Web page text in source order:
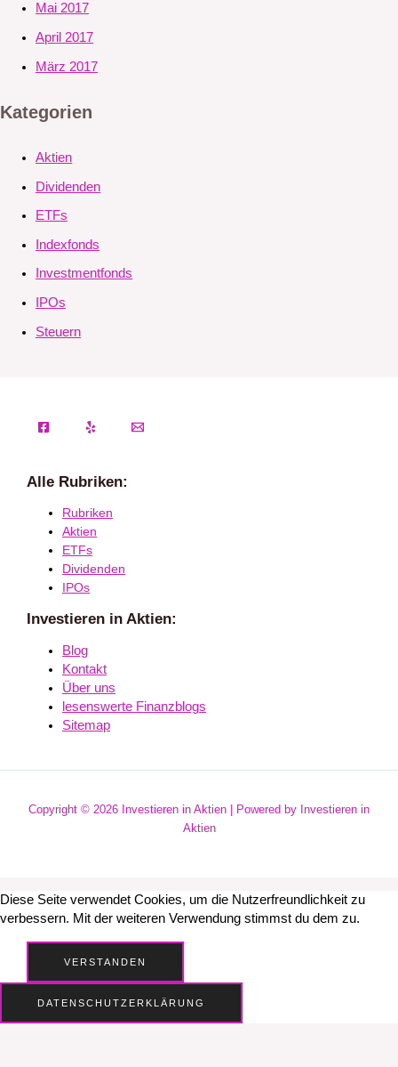
Mai 2017
April 2017
März 2017
Kategorien
Aktien
Dividenden
ETFs
Indexfonds
Investmentfonds
IPOs
Steuern
Alle Rubriken:
Rubriken
Aktien
ETFs
Dividenden
IPOs
Investieren in Aktien:
Blog
Kontakt
Über uns
lesenswerte Finanzblogs
Sitemap
Copyright © 2026 Investieren in Aktien | Powered by Investieren in
Aktien
Diese Seite verwendet Cookies, um die Nutzerfreundlichkeit zu
verbessern. Mit der weiteren Verwendung stimmst du dem zu.
VERSTANDEN
DATENSCHUTZERKLÄRUNG